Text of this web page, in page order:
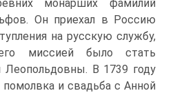
монарших фамилий
Он приехал в Россию
на русскую службу,
миссией было стать
Леопольдовны. В 1739 году
помолвка и свадьба с Анной